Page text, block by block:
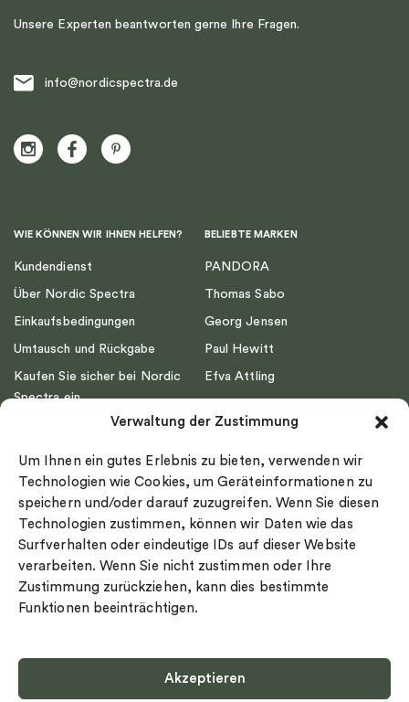
Verwaltung der Zustimmung
Um Ihnen ein gutes Erlebnis zu bieten, verwenden wir
Technologien wie Cookies, um Geräteinformationen zu
speichern und/oder darauf zuzugreifen. Wenn Sie diesen
Technologien zustimmen, können wir Daten wie das
Surfverhalten oder eindeutige IDs auf dieser Website
verarbeiten. Wenn Sie nicht zustimmen oder Ihre
Zustimmung zurückziehen, kann dies bestimmte
Funktionen beeinträchtigen.
Akzeptieren
Unsere Experten beantworten gerne Ihre Fragen.
info@nordicspectra.de
WIE KÖNNEN WIR IHNEN HELFEN?
Kundendienst
Über Nordic Spectra
Einkaufsbedingungen
Umtausch und Rückgabe
Kaufen Sie sicher bei Nordic
Spectra ein
Impressum
Ringgröße
Widerrufsrecht
Cookie-policy
Sekretesspolicy
BELIEBTE MARKEN
PANDORA
Thomas Sabo
Georg Jensen
Paul Hewitt
Efva Attling
Drakenberg Sjölin
Nordic Spectra
Select country